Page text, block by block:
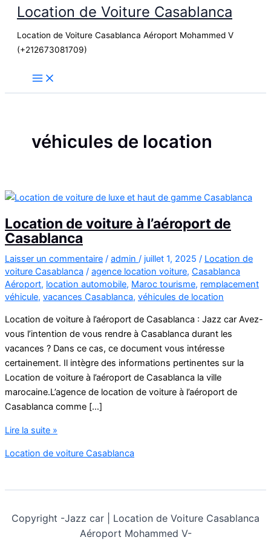
contenu
Location de Voiture Casablanca
Location de Voiture Casablanca Aéroport Mohammed V
(+212673081709)
véhicules de location
Location de voiture à l’aéroport de
Casablanca
Laisser un commentaire / admin / juillet 1, 2025 / Location de
voiture Casablanca / agence location voiture, Casablanca
Aéroport, location automobile, Maroc tourisme, remplacement
véhicule, vacances Casablanca, véhicules de location
Location de voiture à l’aéroport de Casablanca : Jazz car Avez-
vous l’intention de vous rendre à Casablanca durant les
vacances ? Dans ce cas, ce document vous intéresse
certainement. Il intègre des informations pertinentes sur la
Location de voiture à l’aéroport de Casablanca la ville
marocaine.L’agence de location de voiture à l’aéroport de
Casablanca comme […]
Location
voiture
l’aéroport
Casablanca
Lire la suite »
Location de voiture Casablanca
Copyright -Jazz car | Location de Voiture Casablanca
Aéroport Mohammed V-